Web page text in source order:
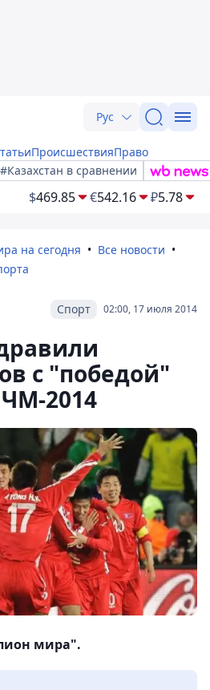
Рус
ПроисшествияПраво
#Казахстан в сравнении
$469.85 €542.16 ₽5.78
на сегодня
Все новости
02:00, 17 июля 2014
Спорт
с "победой"
2014
мира".